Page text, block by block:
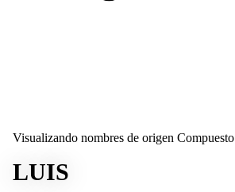
Visualizando nombres de origen Compuesto
LUIS